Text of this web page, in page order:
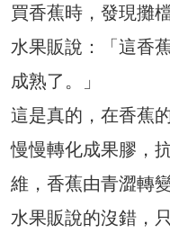
買香蕉時，發現攤
水果販說：「這香
成熟了。」
這是真的，在香蕉
慢慢轉化成果膠，
維，香蕉由青澀轉
水果販說的沒錯，